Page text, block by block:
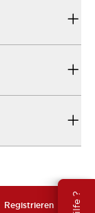
Registrieren